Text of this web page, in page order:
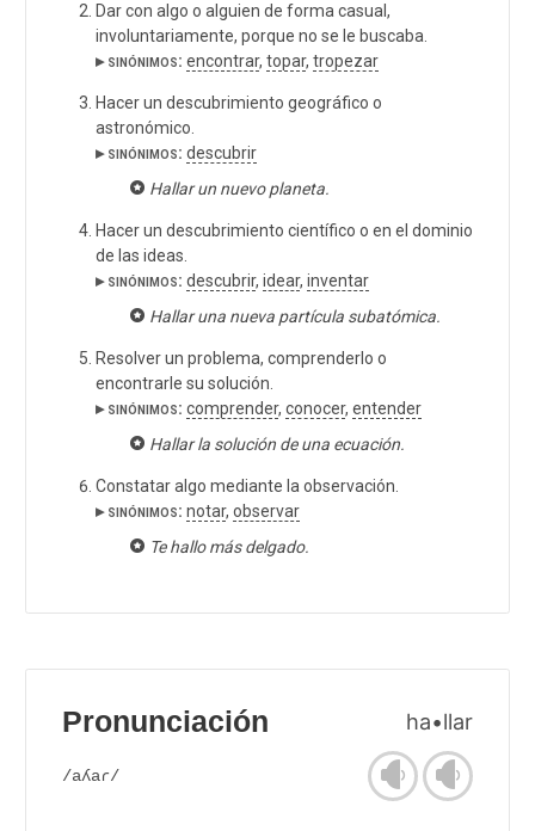
Dar con algo o alguien de forma casual,
involuntariamente, porque no se le buscaba.
▸ sinónimos: encontrar, topar, tropezar
Hacer un descubrimiento geográfico o
astronómico.
▸ sinónimos: descubrir
Hallar un nuevo planeta.
Hacer un descubrimiento científico o en el dominio
de las ideas.
▸ sinónimos: descubrir, idear, inventar
Hallar una nueva partícula subatómica.
Resolver un problema, comprenderlo o
encontrarle su solución.
▸ sinónimos: comprender, conocer, entender
Hallar la solución de una ecuación.
Constatar algo mediante la observación.
▸ sinónimos: notar, observar
Te hallo más delgado.
Pronunciación ha•llar
/aʎaɾ/